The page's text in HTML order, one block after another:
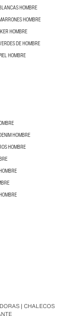
HOMBRE
HOMBRE
HOMBRE
DE HOMBRE
HOMBRE
HOMBRE
HOMBRE
| CHALECOS